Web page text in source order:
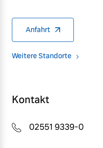
Anfahrt
Weitere Standorte
Kontakt
02551 9339-0